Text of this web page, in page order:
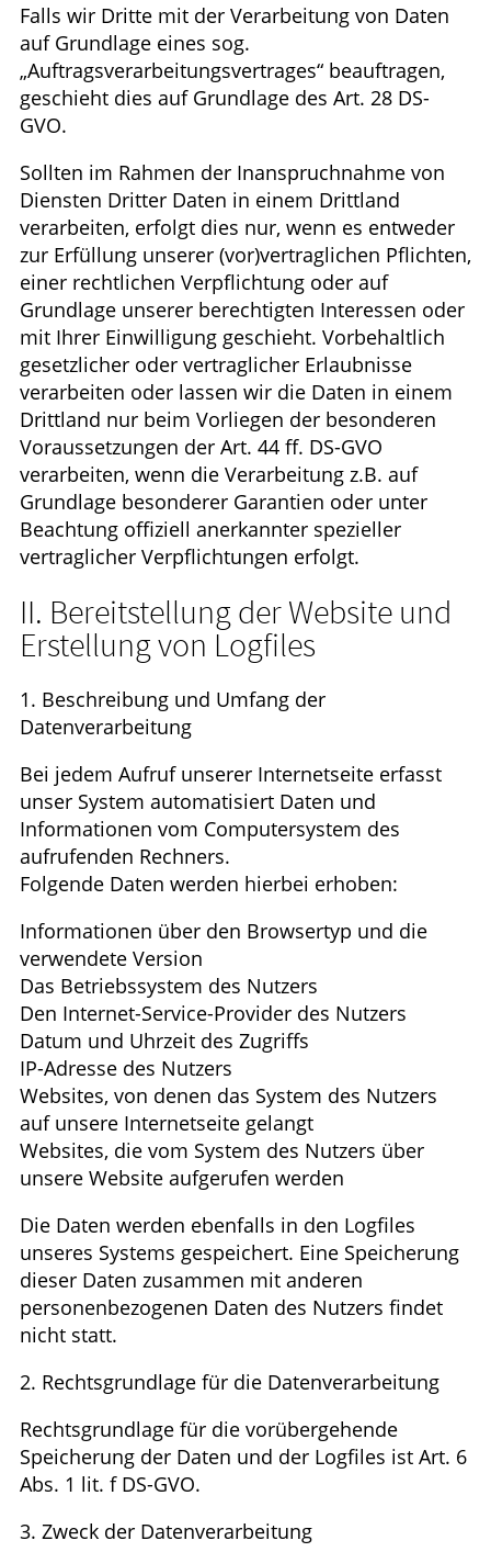
Falls wir Dritte mit der Verarbeitung von Daten
auf Grundlage eines sog.
„Auftragsverarbeitungsvertrages“ beauftragen,
geschieht dies auf Grundlage des Art. 28 DS-
GVO.
Sollten im Rahmen der Inanspruchnahme von
Diensten Dritter Daten in einem Drittland
verarbeiten, erfolgt dies nur, wenn es entweder
zur Erfüllung unserer (vor)vertraglichen Pflichten,
einer rechtlichen Verpflichtung oder auf
Grundlage unserer berechtigten Interessen oder
mit Ihrer Einwilligung geschieht. Vorbehaltlich
gesetzlicher oder vertraglicher Erlaubnisse
verarbeiten oder lassen wir die Daten in einem
Drittland nur beim Vorliegen der besonderen
Voraussetzungen der Art. 44 ff. DS-GVO
verarbeiten, wenn die Verarbeitung z.B. auf
Grundlage besonderer Garantien oder unter
Beachtung offiziell anerkannter spezieller
vertraglicher Verpflichtungen erfolgt.
II. Bereitstellung der Website und
Erstellung von Logfiles
1. Beschreibung und Umfang der
Datenverarbeitung
Bei jedem Aufruf unserer Internetseite erfasst
unser System automatisiert Daten und
Informationen vom Computersystem des
aufrufenden Rechners.
Folgende Daten werden hierbei erhoben:
Informationen über den Browsertyp und die
verwendete Version
Das Betriebssystem des Nutzers
Den Internet-Service-Provider des Nutzers
Datum und Uhrzeit des Zugriffs
IP-Adresse des Nutzers
Websites, von denen das System des Nutzers
auf unsere Internetseite gelangt
Websites, die vom System des Nutzers über
unsere Website aufgerufen werden
Die Daten werden ebenfalls in den Logfiles
unseres Systems gespeichert. Eine Speicherung
dieser Daten zusammen mit anderen
personenbezogenen Daten des Nutzers findet
nicht statt.
2. Rechtsgrundlage für die Datenverarbeitung
Rechtsgrundlage für die vorübergehende
Speicherung der Daten und der Logfiles ist Art. 6
Abs. 1 lit. f DS-GVO.
3. Zweck der Datenverarbeitung